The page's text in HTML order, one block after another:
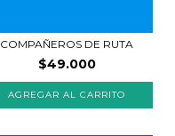
COMPAÑEROS DE RUTA
$49.000